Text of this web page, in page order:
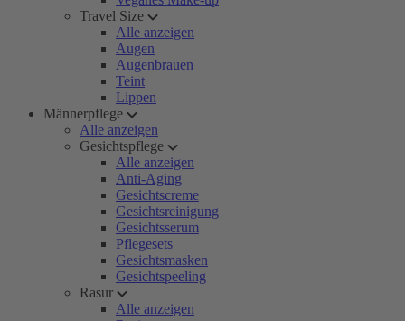
Travel Size
Alle anzeigen
Augen
Augenbrauen
Teint
Lippen
Männerpflege
Alle anzeigen
Gesichtspflege
Alle anzeigen
Anti-Aging
Gesichtscreme
Gesichtsreinigung
Gesichtsserum
Pflegesets
Gesichtsmasken
Gesichtspeeling
Rasur
Alle anzeigen